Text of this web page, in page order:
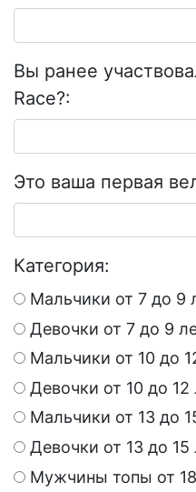
Вы ранее
Race?:
Это ваша первая
Категория:
Мальчики от 7 до 9
Девочки от 7 до 9
Мальчики от 10 до
Девочки от 10 до 12
Мальчики от 13 до
Девочки от 13 до 15
Мужчины топы от